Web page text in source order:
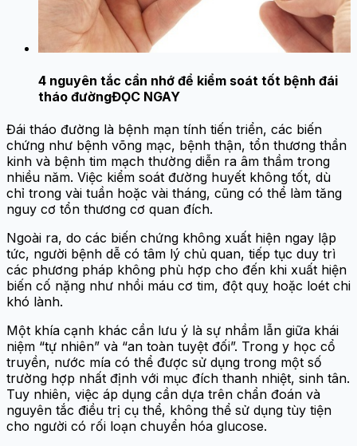
4 nguyên tắc cần nhớ để kiểm soát tốt bệnh đái
tháo đườngĐỌC NGAY
Đái tháo đường là bệnh mạn tính tiến triển, các biến
chứng như bệnh võng mạc, bệnh thận, tổn thương thần
kinh và bệnh tim mạch thường diễn ra âm thầm trong
nhiều năm. Việc kiểm soát đường huyết không tốt, dù
chỉ trong vài tuần hoặc vài tháng, cũng có thể làm tăng
nguy cơ tổn thương cơ quan đích.
Ngoài ra, do các biến chứng không xuất hiện ngay lập
tức, người bệnh dễ có tâm lý chủ quan, tiếp tục duy trì
các phương pháp không phù hợp cho đến khi xuất hiện
biến cố nặng như nhồi máu cơ tim, đột quỵ hoặc loét chi
khó lành.
Một khía cạnh khác cần lưu ý là sự nhầm lẫn giữa khái
niệm “tự nhiên” và “an toàn tuyệt đối”. Trong y học cổ
truyền, nước mía có thể được sử dụng trong một số
trường hợp nhất định với mục đích thanh nhiệt, sinh tân.
Tuy nhiên, việc áp dụng cần dựa trên chẩn đoán và
nguyên tắc điều trị cụ thể, không thể sử dụng tùy tiện
cho người có rối loạn chuyển hóa glucose.